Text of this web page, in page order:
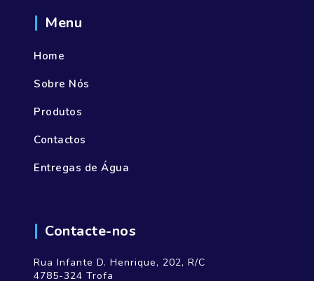
Menu
Home
Sobre Nós
Produtos
Contactos
Entregas de Água
Contacte-nos
Rua Infante D. Henrique, 202, R/C
4785-324 Trofa